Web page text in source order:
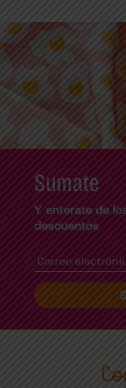
Sumate
Y enterate de
descuentos